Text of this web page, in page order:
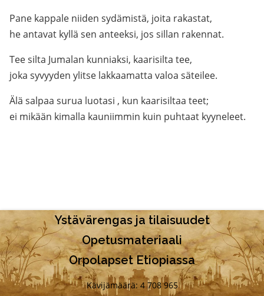
Pane kappale niiden sydämistä, joita rakastat,
he antavat kyllä sen anteeksi, jos sillan rakennat.
Tee silta Jumalan kunniaksi, kaarisilta tee,
joka syvyyden ylitse lakkaamatta valoa säteilee.
Älä salpaa surua luotasi , kun kaarisiltaa teet;
ei mikään kimalla kauniimmin kuin puhtaat kyyneleet.
Ystävärengas ja tilaisuudet
Opetusmateriaali
Orpolapset Etiopiassa
Kävijämäärä: 4 708 965